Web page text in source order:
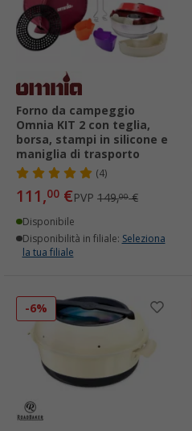
Forno da campeggio
Omnia KIT 2 con teglia,
borsa, stampi in silicone e
maniglia di trasporto
(4)
111,00 €PVP 149,00€
Disponibile
Disponibilità in filiale: Seleziona
la tua filiale
-6%